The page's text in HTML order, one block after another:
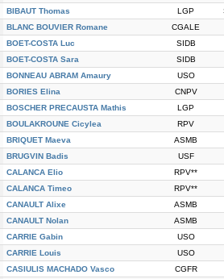
BIBAUT Thomas LGP
BLANC BOUVIER Romane CGALE
BOET-COSTA Luc SIDB
BOET-COSTA Sara SIDB
BONNEAU ABRAM Amaury USO
BORIES Elina CNPV
BOSCHER PRECAUSTA Mathis LGP
BOULAKROUNE Cicylea RPV
BRIQUET Maeva ASMB
BRUGVIN Badis USF
CALANCA Elio RPV**
CALANCA Timeo RPV**
CANAULT Alixe ASMB
CANAULT Nolan ASMB
CARRIE Gabin USO
CARRIE Louis USO
CASIULIS MACHADO Vasco CGFR